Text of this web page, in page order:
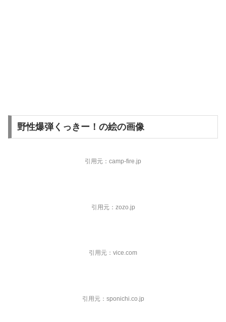
野性爆弾くっきー！の絵の画像
引用元：camp-fire.jp
引用元：zozo.jp
引用元：vice.com
引用元：sponichi.co.jp